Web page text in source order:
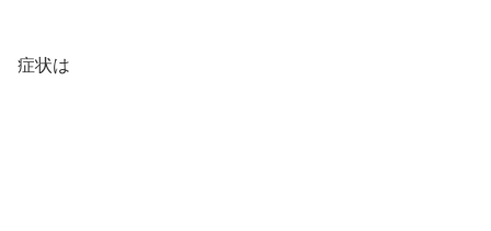
症状は